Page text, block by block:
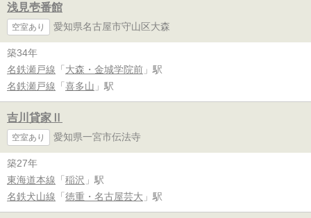
浅見壱番館
空室あり 愛知県名古屋市守山区大森
築34年
名鉄瀬戸線 「 大森・金城学院前 」駅
名鉄瀬戸線 「 喜多山 」駅
吉川貸家Ⅱ
空室あり 愛知県一宮市伝法寺
築27年
東海道本線 「 稲沢 」駅
名鉄犬山線 「 徳重・名古屋芸大 」駅